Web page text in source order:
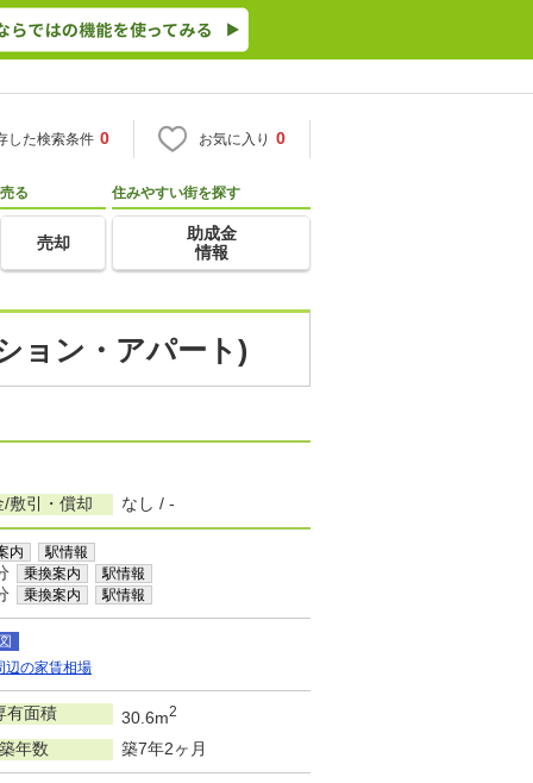
した検索条件 0 お気に入り 0
売る
売却
住みやすい街を探す
助成金
情報
ョン・アパート)
/敷引・償却 なし / -
内 駅情報
乗換案内 駅情報
乗換案内 駅情報
辺の家賃相場
有面積 30.6m2
築年数 築7年2ヶ月